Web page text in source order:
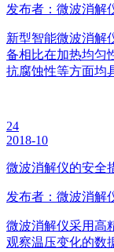
发布者：微波消解
新型智能微波消解
备相比在加热均匀
抗腐蚀性等方面均
24
2018-10
微波消解仪的安全
发布者：微波消解
微波消解仪采用高
观察温压变化的数